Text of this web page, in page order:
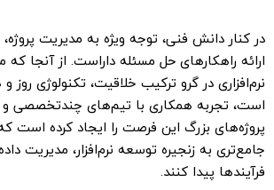
در کنار دانش فنی، توجه ویژه‌ به مدیریت
ارائه راهکارهای حل مسئله داراست. از آنجا
نرم‌افزاری در گرو ترکیب خلاقیت، تکنولوژی روز
است، تجربه همکاری با تیم‌های چندتخصصی و
پروژه‌های بزرگ این فرصت را ایجاد کرده است
جامع‌تری به زنجیره توسعه نرم‌افزار، مدیریت
فرآیندها پیدا کنند.